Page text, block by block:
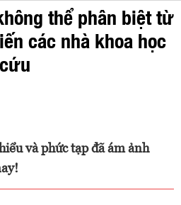
thể phân biệt từ
các nhà khoa học
và phức tạp đã ám ảnh